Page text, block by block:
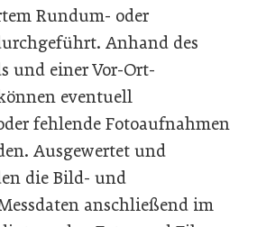
Rundum- oder
Anhand des
und einer Vor-Ort-
eventuell
fehlende Fotoaufnahmen
Ausgewertet und
die Bild- und
anschließend im